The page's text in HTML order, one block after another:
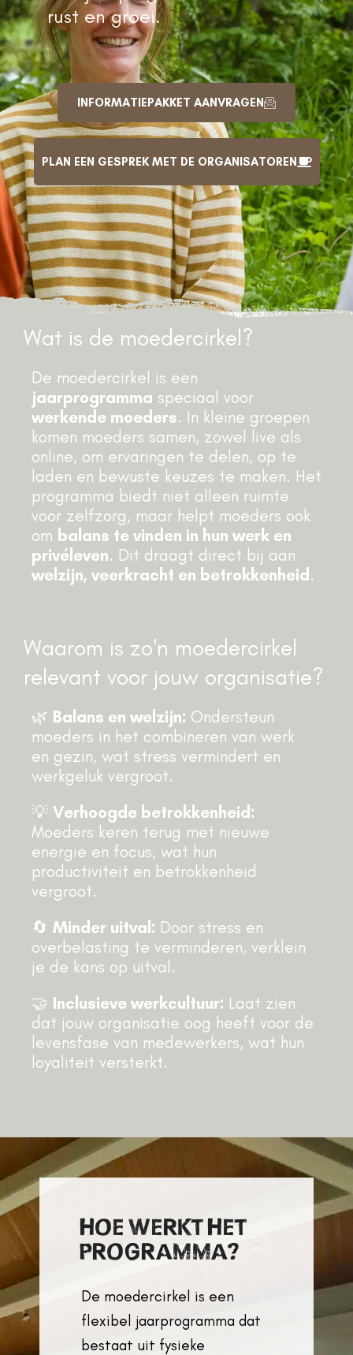
rust en groei.
INFORMATIEPAKKET AANVRAGEN
PLAN EEN GESPREK MET DE ORGANISATOREN
Wat is de moedercirkel?
De moedercirkel is een
jaarprogramma speciaal voor
werkende moeders. In kleine groepen
komen moeders samen, zowel live als
online, om ervaringen te delen, op te
laden en bewuste keuzes te maken. Het
programma biedt niet alleen ruimte
voor zelfzorg, maar helpt moeders ook
om balans te vinden in hun werk en
privéleven. Dit draagt direct bij aan
welzijn, veerkracht en betrokkenheid .
Waarom is zo'n moedercirkel
relevant voor jouw organisatie?
🌿 Balans en welzijn: Ondersteun
moeders in het combineren van werk
en gezin, wat stress vermindert en
werkgeluk vergroot.
💡 Verhoogde betrokkenheid:
Moeders keren terug met nieuwe
energie en focus, wat hun
productiviteit en betrokkenheid
vergroot.
🔄 Minder uitval: Door stress en
overbelasting te verminderen, verklein
je de kans op uitval.
🤝 Inclusieve werkcultuur: Laat zien
dat jouw organisatie oog heeft voor de
levensfase van medewerkers, wat hun
loyaliteit versterkt.
HOE WERKT HET
PROGRAMMA?
De moedercirkel is een
flexibel jaarprogramma dat
bestaat uit fysieke